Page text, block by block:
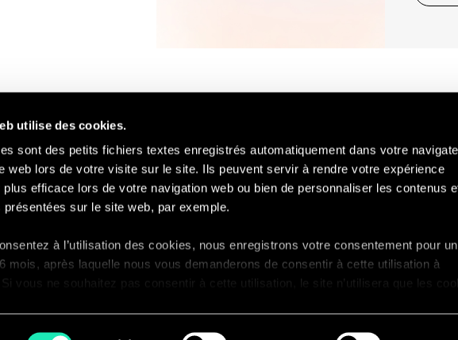
utilise des cookies.
sont des petits fichiers textes enregistrés automatiquement dans votre
web lors de votre visite sur le site. Ils peuvent servir à rendre votre expérience
plus efficace lors de votre navigation web ou bien de personnaliser les contenus
présentées sur le site web, par exemple.
à l’utilisation des cookies, nous enregistrons votre consentement pour
mois, après laquelle nous vous demanderons de consentir à cette utilisation à
vous ne souhaitez pas consentir à cette utilisation, le site n’utilisera que les
Contact Mentions Légales